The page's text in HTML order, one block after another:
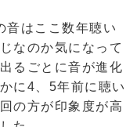
音はここ数年聴い
なのか気になって
るごとに音が進化
に4、5年前に聴い
の方が印象度が高